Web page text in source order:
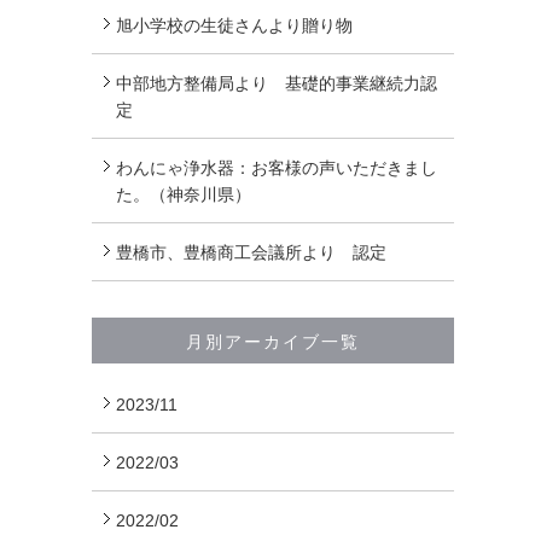
旭小学校の生徒さんより贈り物
中部地方整備局より 基礎的事業継続力認
定
わんにゃ浄水器：お客様の声いただきまし
た。（神奈川県）
豊橋市、豊橋商工会議所より 認定
月別アーカイブ一覧
2023/11
2022/03
2022/02